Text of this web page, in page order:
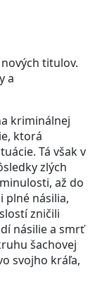
titulov.
a
kriminálnej
ktorá
Tá však v
zlých
až do
plné násilia,
zničili
násilie a smrť
šachovej
svojho kráľa,